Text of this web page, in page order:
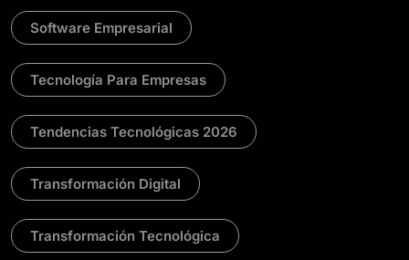
Software Empresarial
Tecnología Para Empresas
Tendencias Tecnológicas 2026
Transformación Digital
Transformación Tecnológica